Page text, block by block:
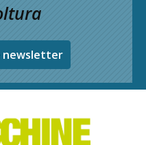
newsletter